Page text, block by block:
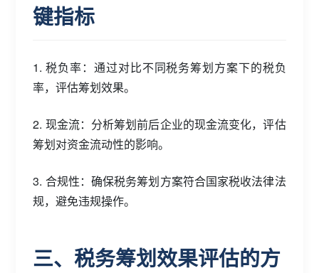
键指标
1. 税负率：通过对比不同税务筹划方案下的税负
率，评估筹划效果。
2. 现金流：分析筹划前后企业的现金流变化，评估
筹划对资金流动性的影响。
3. 合规性：确保税务筹划方案符合国家税收法律法
规，避免违规操作。
三、税务筹划效果评估的方